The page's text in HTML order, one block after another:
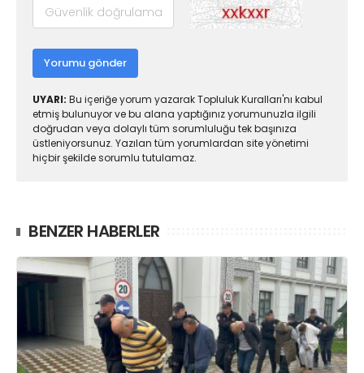
Yorumu gönder
UYARI: Bu içeriğe yorum yazarak Topluluk Kuralları'nı kabul
etmiş bulunuyor ve bu alana yaptığınız yorumunuzla ilgili
doğrudan veya dolaylı tüm sorumluluğu tek başınıza
üstleniyorsunuz. Yazılan tüm yorumlardan site yönetimi
hiçbir şekilde sorumlu tutulamaz.
BENZER HABERLER